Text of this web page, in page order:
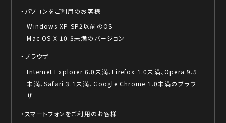
・パソコンをご利用のお客様
Windows XP SP2以前のOS
Mac OS X 10.5未満のバージョン
・ブラウザ
Internet Explorer 6.0未満、Firefox 1.0未満、Opera 9.5
未満、Safari 3.1未満、Google Chrome 1.0未満のブラウ
ザ
・スマートフォンをご利用のお客様